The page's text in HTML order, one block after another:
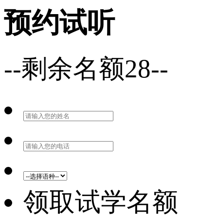
预约试听
--剩余名额28--
领取试学名额